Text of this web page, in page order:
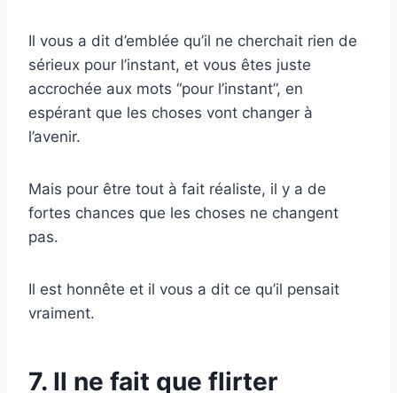
Il vous a dit d’emblée qu’il ne cherchait rien de
sérieux pour l’instant, et vous êtes juste
accrochée aux mots “pour l’instant”, en
espérant que les choses vont changer à
l’avenir.
Mais pour être tout à fait réaliste, il y a de
fortes chances que les choses ne changent
pas.
Il est honnête et il vous a dit ce qu’il pensait
vraiment.
7. Il ne fait que flirter